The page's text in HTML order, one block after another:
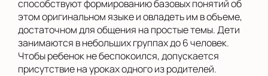
способствуют формированию базовых понятий об
этом оригинальном языке и овладеть им в объеме,
достаточном для общения на простые темы. Дети
занимаются в небольших группах до 6 человек.
Чтобы ребенок не беспокоился, допускается
присутствие на уроках одного из родителей.